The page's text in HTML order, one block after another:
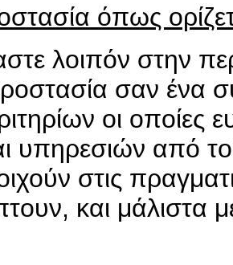
όπως
λοιπόν στην
σαν ένα
οι οποίες
υπηρεσιών από
στις
και μάλιστα